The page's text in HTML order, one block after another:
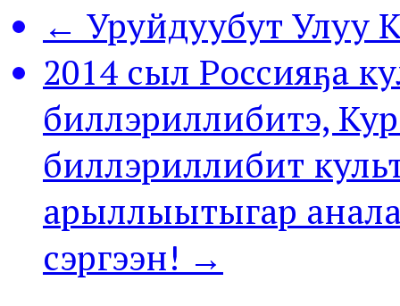
← Уруйдуубут
2014 сыл Россияҕа
биллэриллибитэ,
биллэриллибит
арыллыытыгар
сэргээн! →